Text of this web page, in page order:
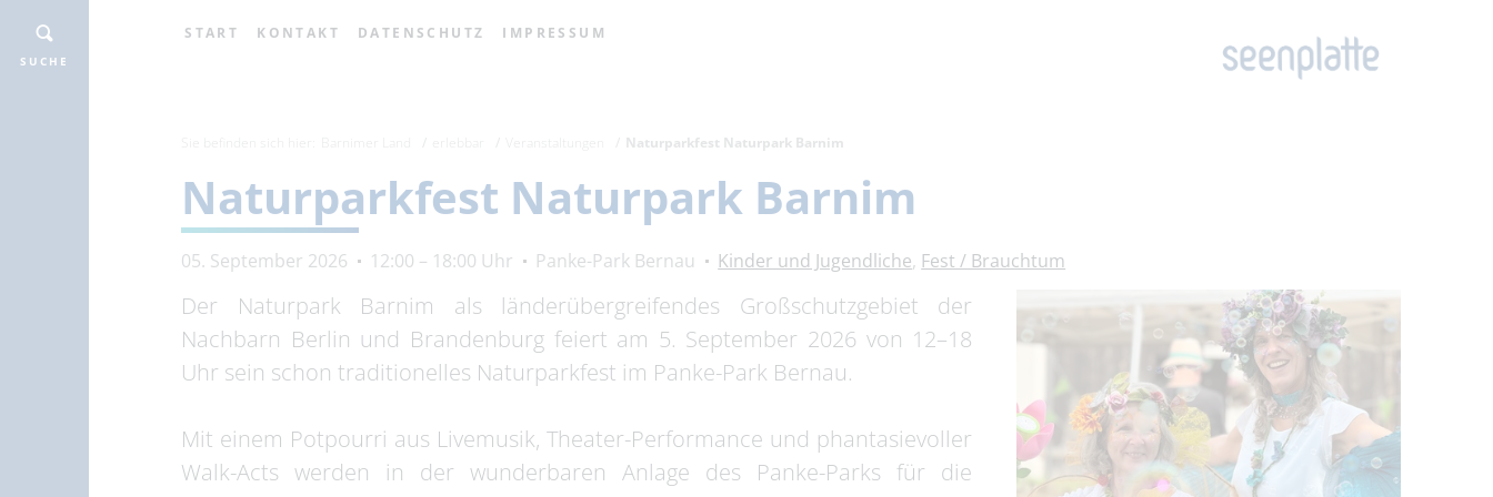
START KONTAKT DATENSCHUTZ IMPRESSUM
SUCHE
Naturparkfest Naturpark Barnim
Naturparkfest Naturpark Barnim
05. September 2026 12:00 – 18:00 Uhr Panke-Park Bernau Kinder und Jugendliche, Fest / Brauchtum
Der Naturpark Barnim als länderübergreifendes Großschutzgebiet der
Nachbarn Berlin und Brandenburg feiert am 5. September 2026 von 12–18
Uhr sein schon traditionelles Naturparkfest im Panke-Park Bernau.
Mit einem Potpourri aus Livemusik, Theater-Performance und phantasievoller
Walk-Acts werden in der wunderbaren Anlage des Panke-Parks für die